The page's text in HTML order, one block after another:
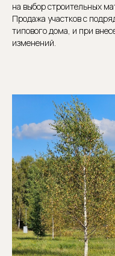
на выбор строительных
Продажа участков с
типового дома, и при
изменений.